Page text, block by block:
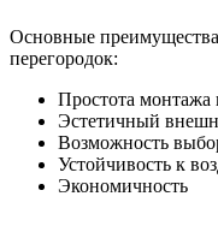
Основные
перегородок:
Простота монтажа
Эстетичный
Возможность
Устойчивость к
Экономичность